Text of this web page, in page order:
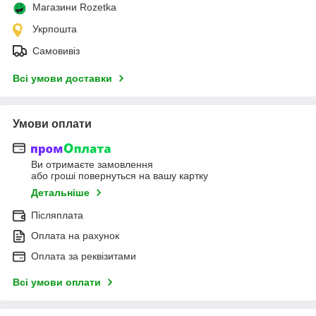
Магазини Rozetka
Укрпошта
Самовивіз
Всі умови доставки
Умови оплати
Ви отримаєте замовлення
або гроші повернуться на вашу картку
Детальніше
Післяплата
Оплата на рахунок
Оплата за реквізитами
Всі умови оплати